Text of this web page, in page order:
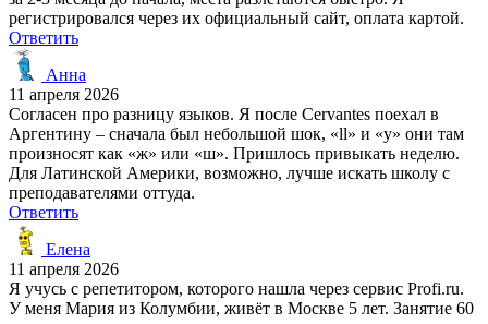
регистрировался через их официальный сайт, оплата картой.
Ответить
Анна
11 апреля 2026
Согласен про разницу языков. Я после Cervantes поехал в
Аргентину – сначала был небольшой шок, «ll» и «y» они там
произносят как «ж» или «ш». Пришлось привыкать неделю.
Для Латинской Америки, возможно, лучше искать школу с
преподавателями оттуда.
Ответить
Елена
11 апреля 2026
Я учусь с репетитором, которого нашла через сервис Profi.ru.
У меня Мария из Колумбии, живёт в Москве 5 лет. Занятие 60